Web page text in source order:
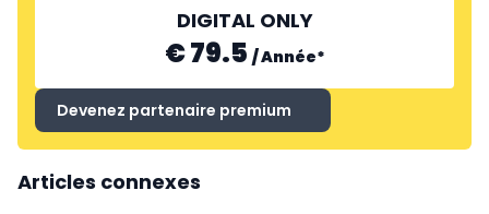
DIGITAL ONLY
€ 79.5 /Année*
Devenez partenaire premium
Articles connexes